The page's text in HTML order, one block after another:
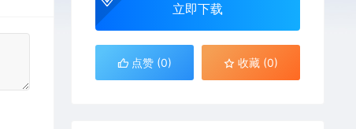
立即下载
点赞 (0) 收藏 (0)